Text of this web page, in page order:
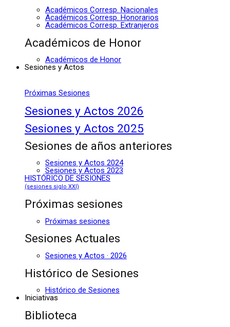
Académicos Corresp. Nacionales
Académicos Corresp. Honorarios
Académicos Corresp. Extranjeros
Académicos de Honor
Académicos de Honor
Sesiones y Actos
Próximas Sesiones
Sesiones y Actos 2026
Sesiones y Actos 2025
Sesiones de años anteriores
Sesiones y Actos 2024
Sesiones y Actos 2023
HISTÓRICO DE SESIONES
(sesiones siglo XXI)
Próximas sesiones
Próximas sesiones
Sesiones Actuales
Sesiones y Actos · 2026
Histórico de Sesiones
Histórico de Sesiones
Iniciativas
Biblioteca